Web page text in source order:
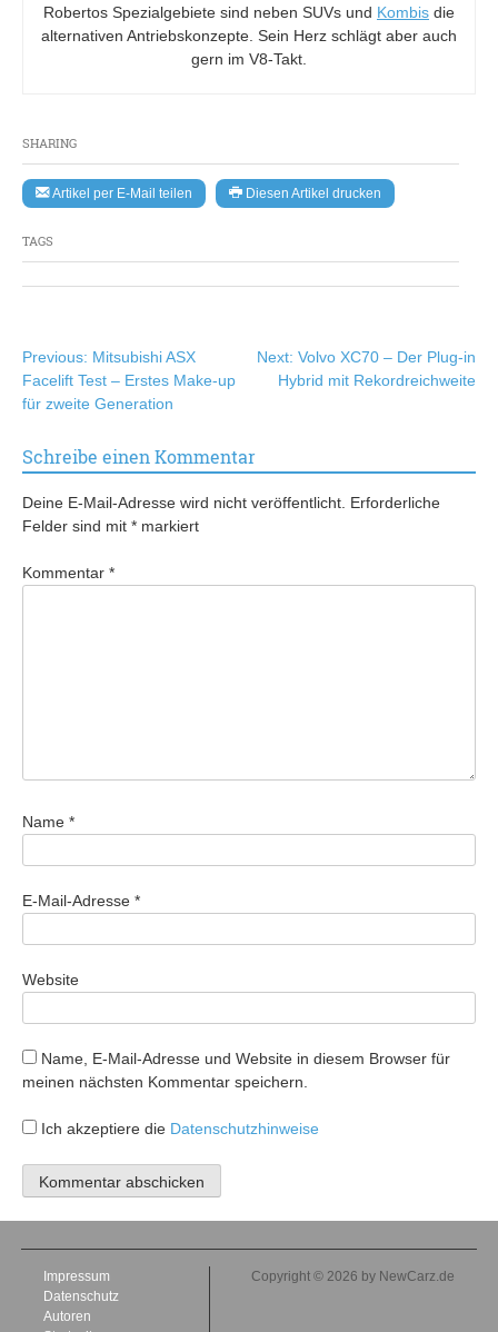
SHARING
Artikel per E-Mail teilen Diesen Artikel drucken
TAGS
Robertos Spezialgebiete sind neben SUVs und Kombis die
alternativen Antriebskonzepte. Sein Herz schlägt aber auch
gern im V8-Takt.
Beitragsnavigation
Previous: Mitsubishi ASX
Facelift Test – Erstes Make-up
für zweite Generation
Next: Volvo XC70 – Der Plug-in
Hybrid mit Rekordreichweite
Schreibe einen Kommentar
Deine E-Mail-Adresse wird nicht veröffentlicht. Erforderliche
Felder sind mit * markiert
Kommentar *
Name *
E-Mail-Adresse *
Website
Name, E-Mail-Adresse und Website in diesem Browser für
meinen nächsten Kommentar speichern.
Ich akzeptiere die Datenschutzhinweise
Impressum
Datenschutz
Autoren
Copyright © 2026 by NewCarz.de